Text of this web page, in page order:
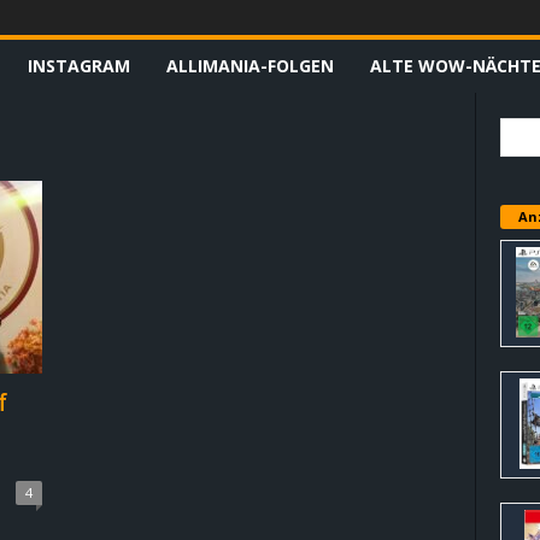
INSTAGRAM ALLIMANIA-FOLGEN ALTE WOW-NÄCHTE
4